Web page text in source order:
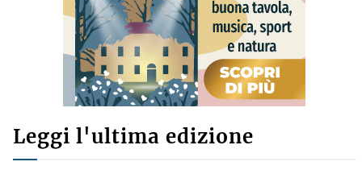
Leggi l'ultima edizione